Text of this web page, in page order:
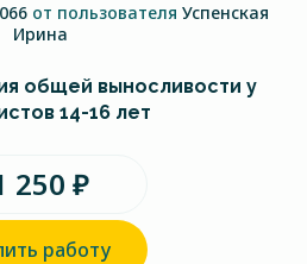
от пользователя Успенская
Ирина
общей выносливости у
14-16 лет
250 ₽
работу